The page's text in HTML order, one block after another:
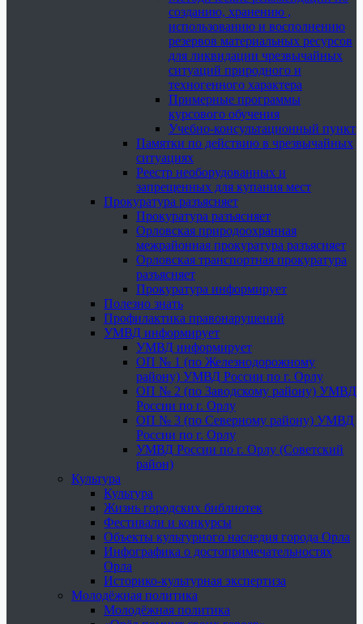
созданию, хранению ,
использованию и восполнению
резервов материальных ресурсов
для ликвидации чрезвычайных
ситуаций природного и
техногенного характера
Примерные программы
курсового обучения
Учебно-консультационный пункт
Памятки по действию в чрезвычайных
ситуациях
Реестр необорудованных и
запрещенных для купания мест
Прокуратура разъясняет
Прокуратура разъясняет
Орловская природоохранная
межрайонная прокуратура разъясняет
Орловская транспортная прокуратура
разъясняет
Прокуратура информирует
Полезно знать
Профилактика правонарушений
УМВД информирует
УМВД информирует
ОП № 1 (по Железнодорожному
району) УМВД России по г. Орлу
ОП № 2 (по Заводскому району) УМВД
России по г. Орлу
ОП № 3 (по Северному району) УМВД
России по г. Орлу
УМВД России по г. Орлу (Советский
район)
Культура
Культура
Жизнь городских библиотек
Фестивали и конкурсы
Объекты культурного наследия города Орла
Инфографика о достопримечательностях
Орла
Историко-культурная экспертиза
Молодёжная политика
Молодёжная политика